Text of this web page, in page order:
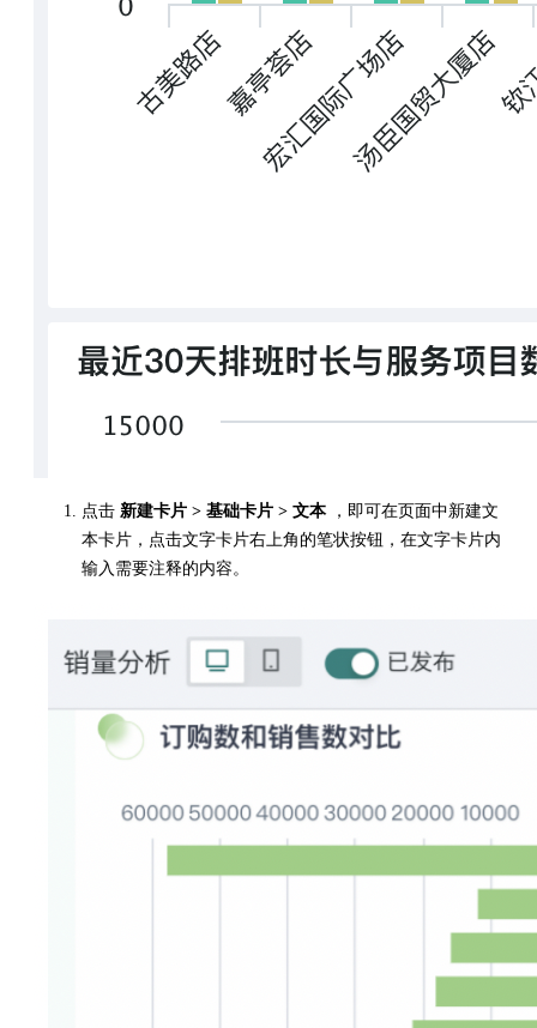
点击 新建卡片 > 基础卡片 > 文本，即可在页面中新建文
本卡片，点击文字卡片右上角的笔状按钮，在文字卡片内
输入需要注释的内容。